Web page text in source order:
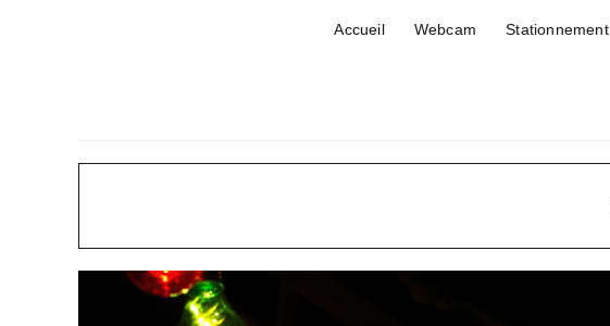
Accueil Webcam Stationnement